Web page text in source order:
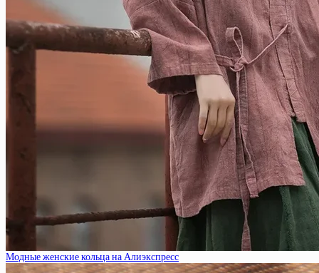
Модные женские кольца на Алиэкспресс